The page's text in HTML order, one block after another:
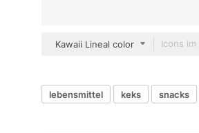
Kawaii Lineal color
lebensmittel keks snacks